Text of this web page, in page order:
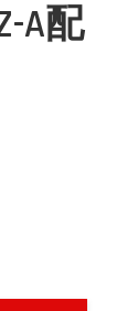
A配